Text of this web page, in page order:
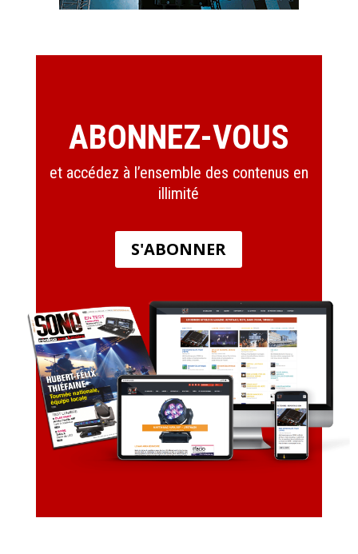
ABONNEZ-VOUS
et accédez à l’ensemble des contenus en
illimité
S'ABONNER